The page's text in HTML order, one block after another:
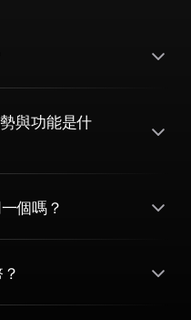
與功能是什
個嗎？